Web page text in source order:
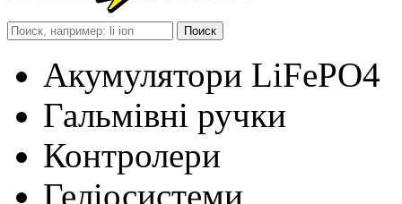
Акумулятори LiFePO4
Гальмівні ручки
Контролери
Геліосистеми